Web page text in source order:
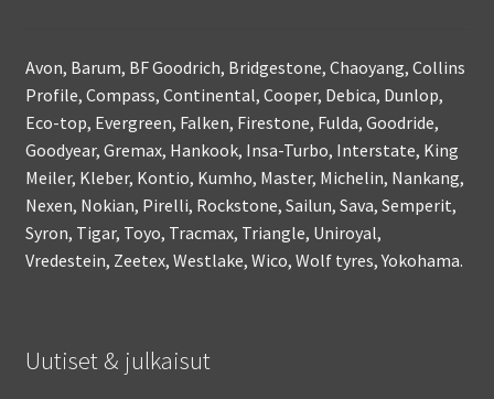
Avon, Barum, BF Goodrich, Bridgestone, Chaoyang, Collins
Profile, Compass, Continental, Cooper, Debica, Dunlop,
Eco-top, Evergreen, Falken, Firestone, Fulda, Goodride,
Goodyear, Gremax, Hankook, Insa-Turbo, Interstate, King
Meiler, Kleber, Kontio, Kumho, Master, Michelin, Nankang,
Nexen, Nokian, Pirelli, Rockstone, Sailun, Sava, Semperit,
Syron, Tigar, Toyo, Tracmax, Triangle, Uniroyal,
Vredestein, Zeetex, Westlake, Wico, Wolf tyres, Yokohama.
Uutiset & julkaisut